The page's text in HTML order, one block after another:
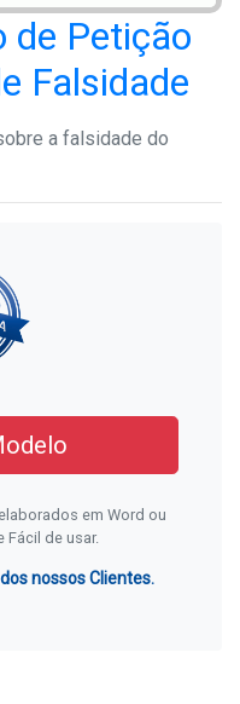
de Petição
Falsidade
a falsidade do
em Word ou
Fácil de usar.
nossos Clientes.